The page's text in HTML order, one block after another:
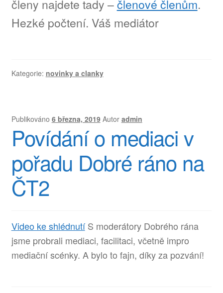
členy najdete tady –členové členům.
Hezké počtení. Váš mediátor
Kategorie: novinky a clanky
Publikováno 6 března, 2019 Autor admin
Povídání o mediaci v
pořadu Dobré ráno na
ČT2
Video ke shlédnutíS moderátory Dobrého rána
jsme probrali mediaci, facilitaci, včetně impro
mediační scénky. A bylo to fajn, díky za pozvání!